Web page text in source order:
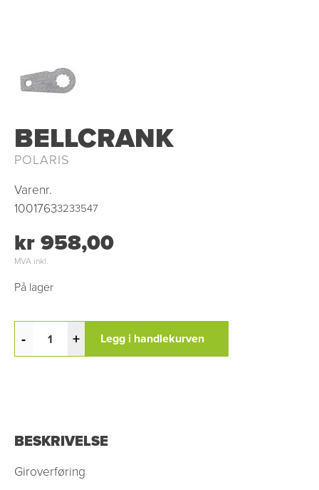
BELLCRANK
POLARIS
Varenr.
10017633233547
kr 958,00
MVA inkl.
På lager
- + Legg i handlekurven
BESKRIVELSE
Giroverføring